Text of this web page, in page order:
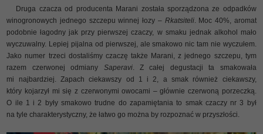
Druga czacza od producenta Marani została sporządzona ze odpadków
winogronowych jednego szczepu winnej łozy – Rkatsiteli. Moc 40%, aromat
podobnie łagodny jak przy pierwszej czaczy, w smaku jednak alkohol mało
wyczuwalny. Lepiej pijalna od pierwszej, ale smakowo nic tam nie wyczułem.
Jako numer trzeci dostaliśmy czaczę także Marani, z jednego szczepu, tym
razem czerwonej odmiany Saperavi. Z całej degustacji ta smakowała
mi najbardziej. Zapach ciekawszy od 1 i 2, a smak również ciekawszy,
który kojarzył mi się z czerwonymi owocami – głównie czerwoną porzeczką.
O ile 1 i 2 były smakowo trudne do zapamiętania to smak czaczy nr 3 był
na tyle charakterystyczny, że łatwo go można by rozpoznać w przyszłości.